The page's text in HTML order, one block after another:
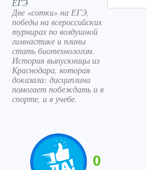
ЕГЭ
Две «сотки» на ЕГЭ,
победы на всероссийских
турнирах по воздушной
гимнастике и планы
стать биотехнологом.
История выпускницы из
Краснодара, которая
доказала: дисциплина
помогает побеждать и в
спорте, и в учебе.
0